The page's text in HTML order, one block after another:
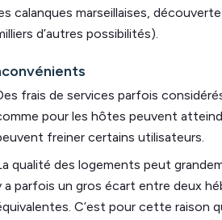
calanques marseillaises,
d’autres possibilités).
frais de services parfois
pour les hôtes peuvent
freiner certains utilisateurs.
qualité des logements peut
a parfois un gros écart entre deux
C’est pour cette raison